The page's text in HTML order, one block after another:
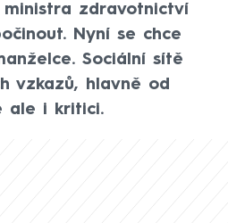
zdravotnictví
Nyní se chce
Sociální sítě
vzkazů, hlavně od
ale i kritici.